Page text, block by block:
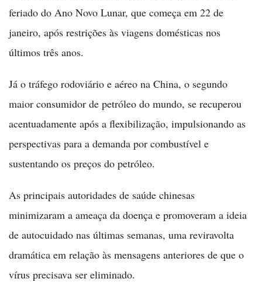
feriado do Ano Novo Lunar, que começa em 22 de
janeiro, após restrições às viagens domésticas nos
últimos três anos.
Já o tráfego rodoviário e aéreo na China, o segundo
maior consumidor de petróleo do mundo, se recuperou
acentuadamente após a flexibilização, impulsionando as
perspectivas para a demanda por combustível e
sustentando os preços do petróleo.
As principais autoridades de saúde chinesas
minimizaram a ameaça da doença e promoveram a ideia
de autocuidado nas últimas semanas, uma reviravolta
dramática em relação às mensagens anteriores de que o
vírus precisava ser eliminado.